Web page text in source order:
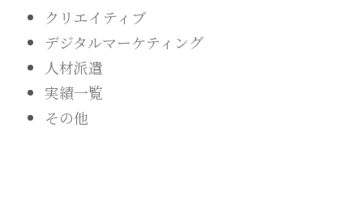
クリエイティブ
デジタルマーケティング
人材派遣
実績一覧
その他